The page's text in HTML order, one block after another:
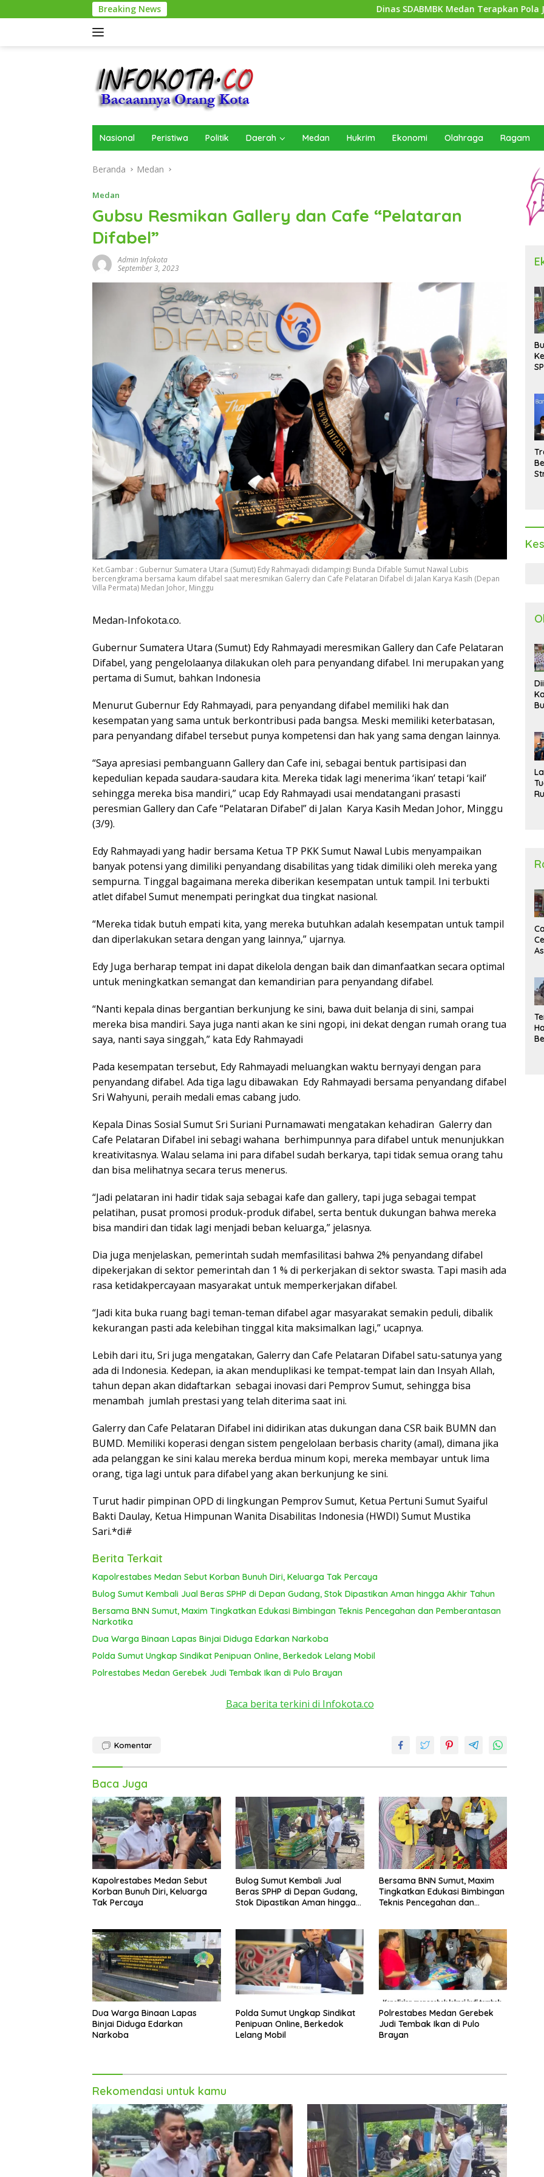
ke
Breaking News Dinas SDABMBK Medan Terapkan Pola Jemput Bola,
Nasional Peristiwa Politik Daerah Medan Hukrim Ekonomi Olahraga Ragam
Beranda Medan
Medan
Gubsu Resmikan Gallery dan Cafe “Pelataran
Difabel”
Admin Infokota
September 3, 2023
Ket.Gambar : Gubernur Sumatera Utara (Sumut) Edy Rahmayadi didampingi Bunda Difable Sumut Nawal Lubis
bercengkrama bersama kaum difabel saat meresmikan Galerry dan Cafe Pelataran Difabel di Jalan Karya Kasih (Depan
Villa Permata) Medan Johor, Minggu
Medan-Infokota.co.
Gubernur Sumatera Utara (Sumut) Edy Rahmayadi meresmikan Gallery dan Cafe Pelataran
Difabel, yang pengelolaanya dilakukan oleh para penyandang difabel. Ini merupakan yang
pertama di Sumut, bahkan Indonesia
Menurut Gubernur Edy Rahmayadi, para penyandang difabel memiliki hak dan
kesempatan yang sama untuk berkontribusi pada bangsa. Meski memiliki keterbatasan,
para penyandang difabel tersebut punya kompetensi dan hak yang sama dengan lainnya.
“Saya apresiasi pembanguann Gallery dan Cafe ini, sebagai bentuk partisipasi dan
kepedulian kepada saudara-saudara kita. Mereka tidak lagi menerima ‘ikan’ tetapi ‘kail’
sehingga mereka bisa mandiri,” ucap Edy Rahmayadi usai mendatangani prasasti
peresmian Gallery dan Cafe “Pelataran Difabel” di Jalan Karya Kasih Medan Johor, Minggu
(3/9).
Edy Rahmayadi yang hadir bersama Ketua TP PKK Sumut Nawal Lubis menyampaikan
banyak potensi yang dimiliki penyandang disabilitas yang tidak dimiliki oleh mereka yang
sempurna. Tinggal bagaimana mereka diberikan kesempatan untuk tampil. Ini terbukti
atlet difabel Sumut menempati peringkat dua tingkat nasional.
“Mereka tidak butuh empati kita, yang mereka butuhkan adalah kesempatan untuk tampil
dan diperlakukan setara dengan yang lainnya,” ujarnya.
Edy Juga berharap tempat ini dapat dikelola dengan baik dan dimanfaatkan secara optimal
untuk meningkatkan semangat dan kemandirian para penyandang difabel.
“Nanti kepala dinas bergantian berkunjung ke sini, bawa duit belanja di sini, sampai
mereka bisa mandiri. Saya juga nanti akan ke sini ngopi, ini dekat dengan rumah orang tua
saya, nanti saya singgah,” kata Edy Rahmayadi
Pada kesempatan tersebut, Edy Rahmayadi meluangkan waktu bernyayi dengan para
penyandang difabel. Ada tiga lagu dibawakan Edy Rahmayadi bersama penyandang difabel
Sri Wahyuni, peraih medali emas cabang judo.
Kepala Dinas Sosial Sumut Sri Suriani Purnamawati mengatakan kehadiran Galerry dan
Cafe Pelataran Difabel ini sebagi wahana berhimpunnya para difabel untuk menunjukkan
kreativitasnya. Walau selama ini para difabel sudah berkarya, tapi tidak semua orang tahu
dan bisa melihatnya secara terus menerus.
“Jadi pelataran ini hadir tidak saja sebagai kafe dan gallery, tapi juga sebagai tempat
pelatihan, pusat promosi produk-produk difabel, serta bentuk dukungan bahwa mereka
bisa mandiri dan tidak lagi menjadi beban keluarga,” jelasnya.
Dia juga menjelaskan, pemerintah sudah memfasilitasi bahwa 2% penyandang difabel
dipekerjakan di sektor pemerintah dan 1 % di perkerjakan di sektor swasta. Tapi masih ada
rasa ketidakpercayaan masyarakat untuk memperkerjakan difabel.
“Jadi kita buka ruang bagi teman-teman difabel agar masyarakat semakin peduli, dibalik
kekurangan pasti ada kelebihan tinggal kita maksimalkan lagi,” ucapnya.
Lebih dari itu, Sri juga mengatakan, Galerry dan Cafe Pelataran Difabel satu-satunya yang
ada di Indonesia. Kedepan, ia akan menduplikasi ke tempat-tempat lain dan Insyah Allah,
tahun depan akan didaftarkan sebagai inovasi dari Pemprov Sumut, sehingga bisa
menambah jumlah prestasi yang telah diterima saat ini.
Galerry dan Cafe Pelataran Difabel ini didirikan atas dukungan dana CSR baik BUMN dan
BUMD. Memiliki koperasi dengan sistem pengelolaan berbasis charity (amal), dimana jika
ada pelanggan ke sini kalau mereka berdua minum kopi, mereka membayar untuk lima
orang, tiga lagi untuk para difabel yang akan berkunjung ke sini.
Turut hadir pimpinan OPD di lingkungan Pemprov Sumut, Ketua Pertuni Sumut Syaiful
Bakti Daulay, Ketua Himpunan Wanita Disabilitas Indonesia (HWDI) Sumut Mustika
Sari.*di#
Berita Terkait
Kapolrestabes Medan Sebut Korban Bunuh Diri, Keluarga Tak Percaya
Bulog Sumut Kembali Jual Beras SPHP di Depan Gudang, Stok Dipastikan Aman hingga Akhir Tahun
Bersama BNN Sumut, Maxim Tingkatkan Edukasi Bimbingan Teknis Pencegahan dan Pemberantasan
Narkotika
Dua Warga Binaan Lapas Binjai Diduga Edarkan Narkoba
Polda Sumut Ungkap Sindikat Penipuan Online, Berkedok Lelang Mobil
Polrestabes Medan Gerebek Judi Tembak Ikan di Pulo Brayan
Baca berita terkini di Infokota.co
Komentar
Baca Juga
Kapolrestabes Medan Sebut
Korban Bunuh Diri, Keluarga
Tak Percaya
Bulog Sumut Kembali Jual
Beras SPHP di Depan Gudang,
Stok Dipastikan Aman hingga
Bersama BNN Sumut, Maxim
Tingkatkan Edukasi Bimbingan
Teknis Pencegahan dan
Dua Warga Binaan Lapas
Binjai Diduga Edarkan
Narkoba
Polda Sumut Ungkap Sindikat
Penipuan Online, Berkedok
Lelang Mobil
Polrestabes Medan Gerebek
Judi Tembak Ikan di Pulo
Brayan
Rekomendasi untuk kamu